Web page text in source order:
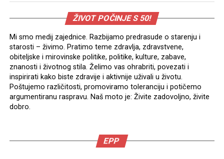
ŽIVOT POČINJE S 50!
Mi smo medij zajednice. Razbijamo predrasude o starenju i
starosti – živimo. Pratimo teme zdravlja, zdravstvene,
obiteljske i mirovinske politike, politike, kulture, zabave,
znanosti i životnog stila. Želimo vas ohrabriti, povezati i
inspirirati kako biste zdravije i aktivnije uživali u životu.
Poštujemo različitosti, promoviramo toleranciju i potičemo
argumentiranu raspravu. Naš moto je: Živite zadovoljno, živite
dobro.
EPP